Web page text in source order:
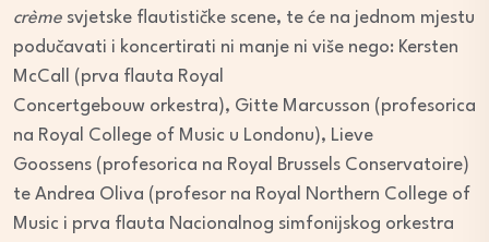
crème svjetske flautističke scene, te će na jednom mjestu
podučavati i koncertirati ni manje ni više nego: Kersten
McCall (prva flauta Royal
Concertgebouw orkestra), Gitte Marcusson (profesorica
na Royal College of Music u Londonu), Lieve
Goossens (profesorica na Royal Brussels Conservatoire)
te Andrea Oliva (profesor na Royal Northern College of
Music i prva flauta Nacionalnog simfonijskog orkestra